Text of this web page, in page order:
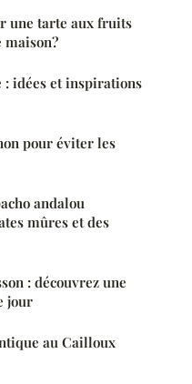
une tarte aux fruits
maison?
idées et inspirations
pour éviter les
andalou
mûres et des
: découvrez une
jour
au Cailloux